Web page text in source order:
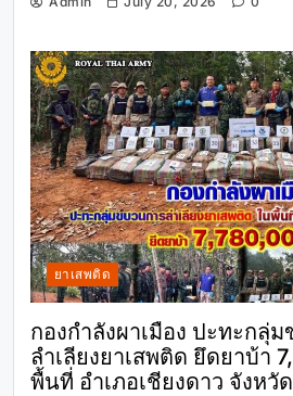
ยาเสพติด
กองกำลังผาเมือง ปะทะกลุ่
ลำเลียงยาเสพติด ยึดยาบ้า
พื้นที่ อำเภอเชียงดาว จังหวั